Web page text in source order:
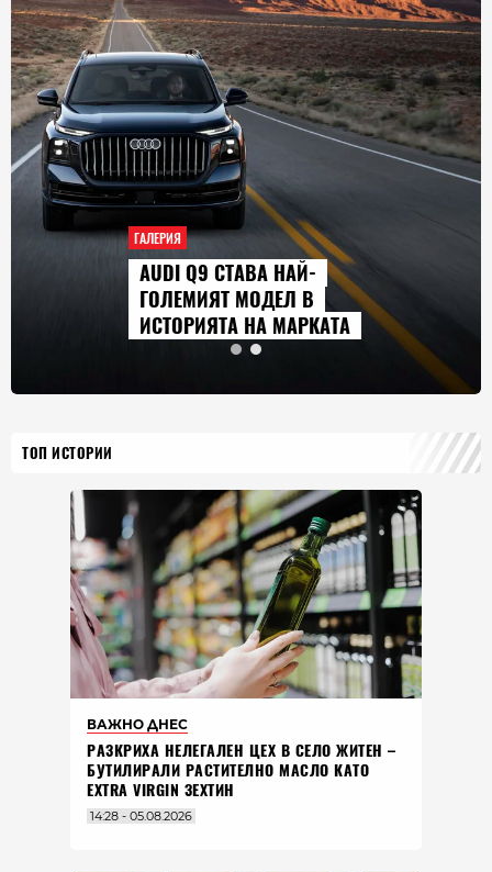
ГАЛЕРИЯ
AUDI Q9 СТАВА НАЙ-
ГОЛЕМИЯТ МОДЕЛ В
ИСТОРИЯТА НА МАРКАТА
ТОП ИСТОРИИ
ВАЖНО ДНЕС
РАЗКРИХА НЕЛЕГАЛЕН ЦЕХ В СЕЛО ЖИТЕН –
БУТИЛИРАЛИ РАСТИТЕЛНО МАСЛО КАТО
EXTRA VIRGIN ЗЕХТИН
14:28 - 05.08.2026